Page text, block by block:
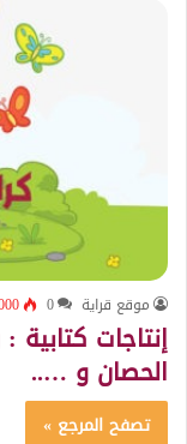
موقع قراية 0
إنتاجات
الحصان و …..
تصفح المرجع »